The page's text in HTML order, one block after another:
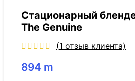
Стационарный
The Genuine
(1 отзыв клиента)
894 m